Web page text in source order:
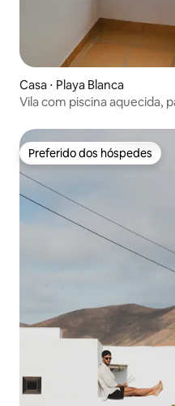
Casa ⋅ Playa Blanca
Vila com piscina aquecida,
Preferido dos hóspedes
Preferido dos hóspedes